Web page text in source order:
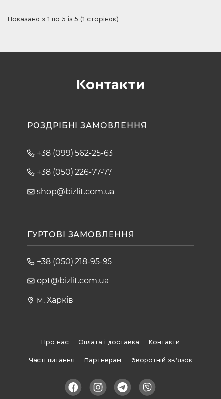
Показано з 1 по 5 із 5 (1 сторінок)
Контакти
РОЗДРІБНІ ЗАМОВЛЕННЯ
+38 (099) 562-25-63
+38 (050) 226-77-77
shop@bizlit.com.ua
ГУРТОВІ ЗАМОВЛЕННЯ
+38 (050) 218-95-95
opt@bizlit.com.ua
м. Харків
Про нас Оплата і доставка Контакти
Часті питання Партнерам Зворотній зв'язок